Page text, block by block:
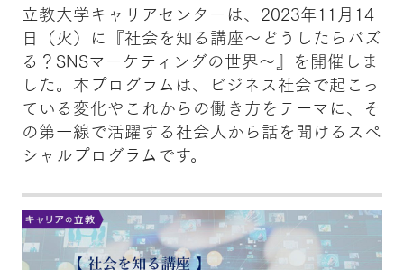
立教大学キャリアセンターは、2023年11月14
日（火）に『社会を知る講座～どうしたらバズ
る？SNSマーケティングの世界～』を開催しま
した。本プログラムは、ビジネス社会で起こっ
ている変化やこれからの働き方をテーマに、そ
の第一線で活躍する社会人から話を聞けるスペ
シャルプログラムです。